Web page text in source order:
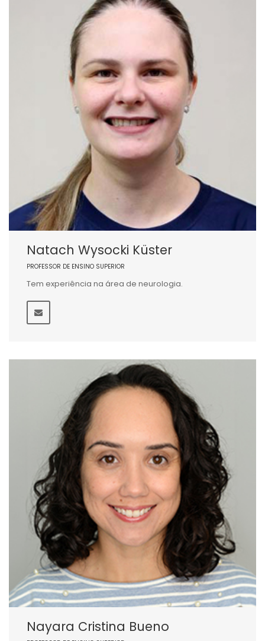
Natach Wysocki Küster
PROFESSOR DE ENSINO SUPERIOR
Tem experiência na área de neurologia.
Nayara Cristina Bueno